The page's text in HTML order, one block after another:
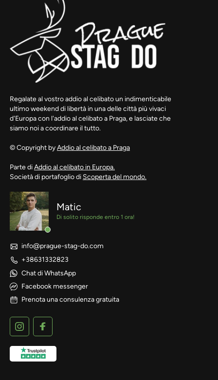
Regalate al vostro addio al celibato un indimenticabile
ultimo weekend di libertà in una delle città più vivaci
d'Europa con l'addio al celibato a Praga, e lasciate che
siamo noi a coordinare il tutto.
© Copyright byAddio al celibato a Praga
Parte diAddio al celibato in Europa.
Società di portafoglio di Scoperta del mondo.
Matic
Di solito risponde entro 1 ora!
info@prague-stag-do.com
+38631332823
Chat di WhatsApp
Facebook messenger
Prenota una consulenza gratuita